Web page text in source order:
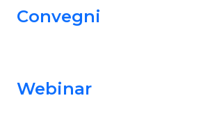
Convegni
Webinar